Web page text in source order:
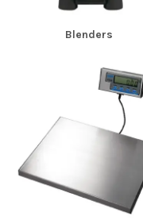
Blenders